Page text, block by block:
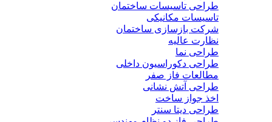
طراحی تاسیسات ساختمان
تاسیسات مکانیکی
شرکت بازسازی ساختمان
نظارت عالیه
طراحی نما
طراحی دکوراسیون داخلی
مطالعات فاز صفر
طراحی آتش نشانی
اخذ جواز ساخت
طراحی دیتا سنتر